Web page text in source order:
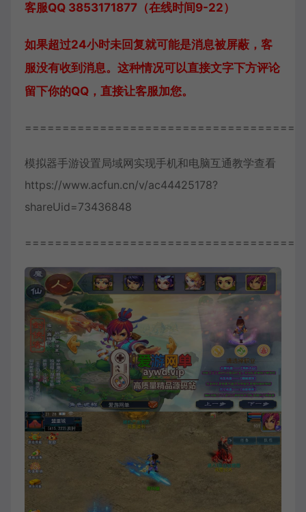
客服QQ 3853171877（在线时间9-22）
如果超过24小时未回复就可能是消息被屏蔽，客
服没有收到消息。这种情况可以直接文字下方评论
留下你的QQ，直接让客服加您。
模拟器手游设置局域网实现手机和电脑互通教学查看
https://www.acfun.cn/v/ac44425178?
shareUid=73436848